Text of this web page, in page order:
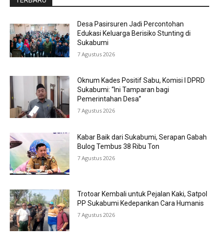
Desa Pasirsuren Jadi Percontohan
Edukasi Keluarga Berisiko Stunting di
Sukabumi
7 Agustus 2026
Oknum Kades Positif Sabu, Komisi I DPRD
Sukabumi: “Ini Tamparan bagi
Pemerintahan Desa”
7 Agustus 2026
Kabar Baik dari Sukabumi, Serapan Gabah
Bulog Tembus 38 Ribu Ton
7 Agustus 2026
Trotoar Kembali untuk Pejalan Kaki, Satpol
PP Sukabumi Kedepankan Cara Humanis
7 Agustus 2026